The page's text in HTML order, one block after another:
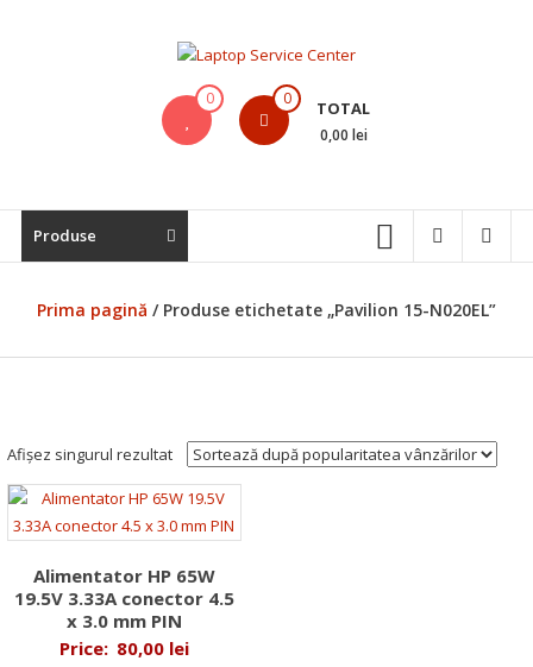
Bistrita,
Service
Laptop,
Reparatii
Notebook-
Macbook-
uri
0 0 TOTAL
0,00 lei
Produse
Prima pagină / Produse etichetate „Pavilion 15-N020EL”
Afișez singurul rezultat
Alimentator HP 65W
19.5V 3.33A conector 4.5
x 3.0 mm PIN
Price: 80,00 lei